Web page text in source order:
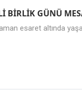
BİRLİK GÜNÜ
esaret altında